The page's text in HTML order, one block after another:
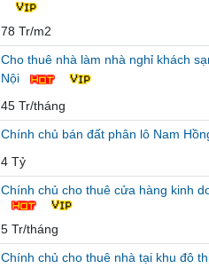
78 Tr/m2
Cho thuê nhà làm nhà nghỉ khách
Nội
45 Tr/tháng
Chính chủ bán đất phân lô Nam
4 Tỷ
Chính chủ cho thuê cửa hàng kinh
5 Tr/tháng
Chính chủ cho thuê nhà tại khu đô